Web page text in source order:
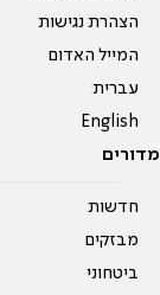
הצהרת נגישות
המייל האדום
עברית
English
מדורים
חדשות
מבזקים
ביטחוני